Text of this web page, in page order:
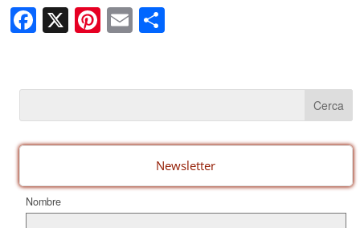
F
a
e
b
o
k
X Pi
nt
e
st
E
m
C
p
ar
te
ix
Newsletter
Nombre